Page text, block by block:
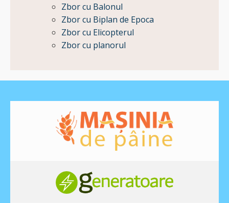
Zbor cu Balonul
Zbor cu Biplan de Epoca
Zbor cu Elicopterul
Zbor cu planorul